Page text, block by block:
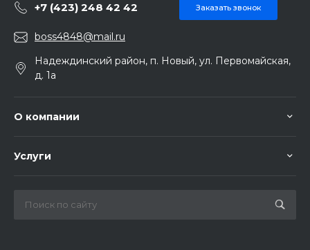
+7 (423) 248 42 42 Заказать звонок
boss4848@mail.ru
Надеждинский район, п. Новый, ул. Первомайская,
д. 1а
О компании
Услуги